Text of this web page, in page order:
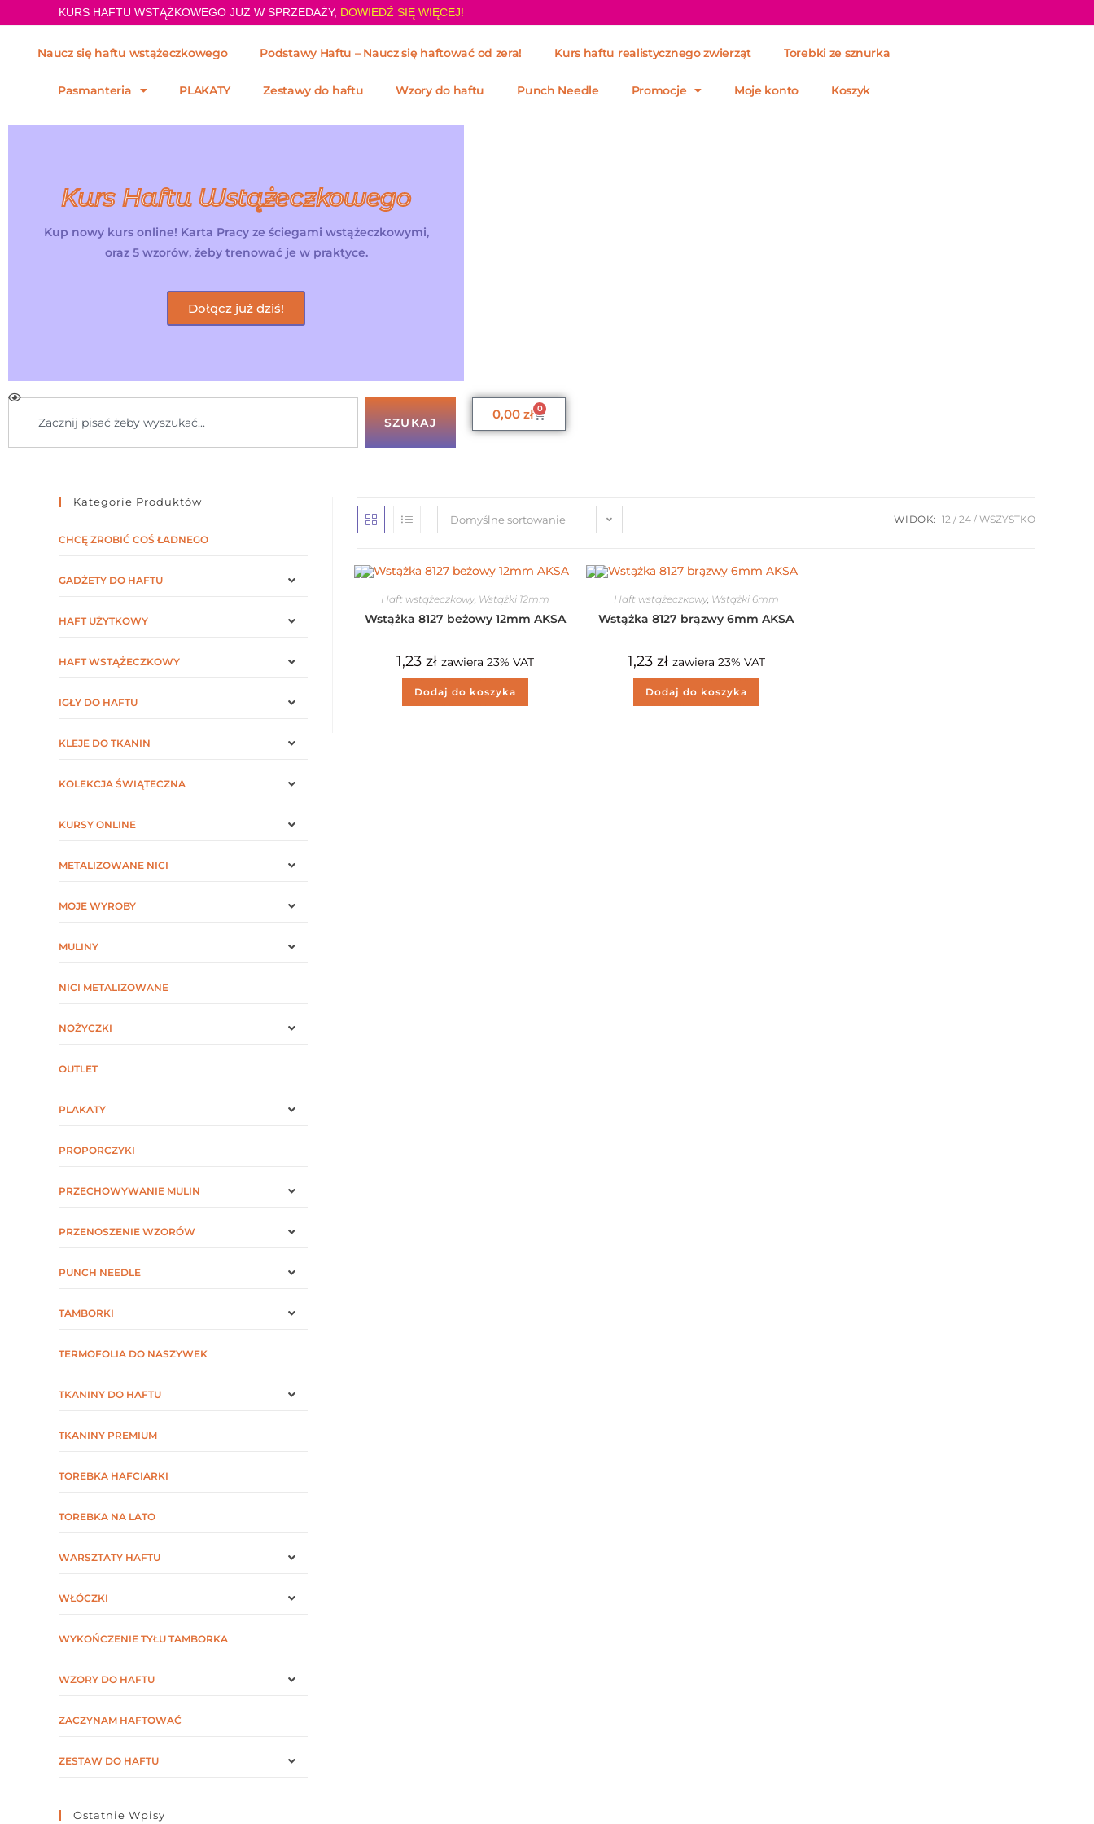
KURS HAFTU WSTĄŻKOWEGO JUŻ W SPRZEDAŻY, DOWIEDŹ SIĘ WIĘCEJ!
Naucz się haftu wstążeczkowego Podstawy Haftu – Naucz się haftować od zera! Kurs haftu realistycznego zwierząt Torebki ze sznurka
Pasmanteria PLAKATY Zestawy do haftu Wzory do haftu Punch Needle Promocje Moje konto Koszyk
Kurs Haftu Wstążeczkowego
Kup nowy kurs online! Karta Pracy ze ściegami wstążeczkowymi,
oraz 5 wzorów, żeby trenować je w praktyce.
Dołącz już dziś!
SZUKAJ
0,00 zł 0
Domyślne sortowanie WIDOK: 12 24 WSZYSTKO
Haft wstążeczkowy, Wstążki 12mm
Wstążka 8127 beżowy 12mm AKSA
1,23 zł zawiera 23% VAT
Dodaj do koszyka
Haft wstążeczkowy, Wstążki 6mm
Wstążka 8127 brązwy 6mm AKSA
1,23 zł zawiera 23% VAT
Dodaj do koszyka
Kategorie Produktów
CHCĘ ZROBIĆ COŚ ŁADNEGO
GADŻETY DO HAFTU
HAFT UŻYTKOWY
HAFT WSTĄŻECZKOWY
IGŁY DO HAFTU
KLEJE DO TKANIN
KOLEKCJA ŚWIĄTECZNA
KURSY ONLINE
METALIZOWANE NICI
MOJE WYROBY
MULINY
NICI METALIZOWANE
NOŻYCZKI
OUTLET
PLAKATY
PROPORCZYKI
PRZECHOWYWANIE MULIN
PRZENOSZENIE WZORÓW
PUNCH NEEDLE
TAMBORKI
TERMOFOLIA DO NASZYWEK
TKANINY DO HAFTU
TKANINY PREMIUM
TOREBKA HAFCIARKI
TOREBKA NA LATO
WARSZTATY HAFTU
WŁÓCZKI
WYKOŃCZENIE TYŁU TAMBORKA
WZORY DO HAFTU
ZACZYNAM HAFTOWAĆ
ZESTAW DO HAFTU
Ostatnie Wpisy